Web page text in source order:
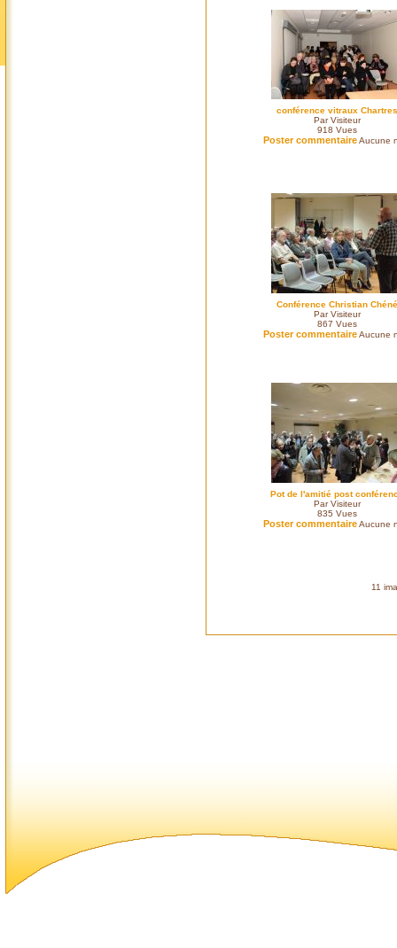
conférence vitraux Chartres
Par Visiteur
918 Vues
Poster commentaireAucune
Conférence Christian Chéné
Par Visiteur
867 Vues
Poster commentaireAucune
Pot de l'amitié post
Par Visiteur
835 Vues
Poster commentaireAucune
11